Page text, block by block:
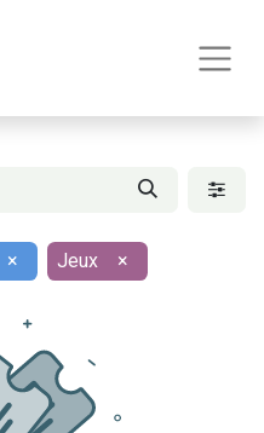
× Jeux ×